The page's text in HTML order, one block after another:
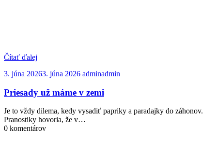
Čítať ďalej
3. júna 20263. júna 2026 adminadmin
Priesady už máme v zemi
Je to vždy dilema, kedy vysadiť papriky a paradajky do záhonov.
Pranostiky hovoria, že v…
0 komentárov